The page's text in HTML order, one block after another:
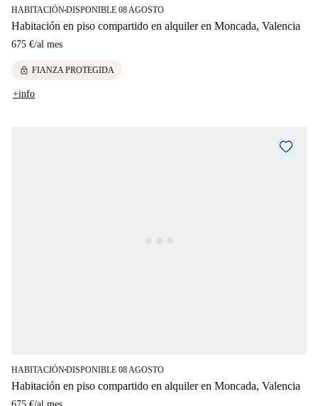
HABITACIÓN■DISPONIBLE 08 AGOSTO
Habitación en piso compartido en alquiler en Moncada, Valencia
675 €/al mes
lock FIANZA PROTEGIDA
+info
HABITACIÓN■DISPONIBLE 08 AGOSTO
Habitación en piso compartido en alquiler en Moncada, Valencia